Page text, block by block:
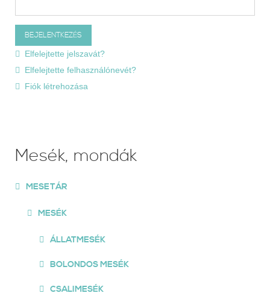
Elfelejtette jelszavát?
Elfelejtette felhasználónevét?
Fiók létrehozása
Mesék, mondák
MESETÁR
MESÉK
ÁLLATMESÉK
BOLONDOS MESÉK
CSALIMESÉK